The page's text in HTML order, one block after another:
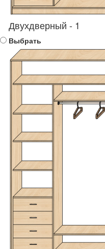
Двухдверный - 1
Выбрать